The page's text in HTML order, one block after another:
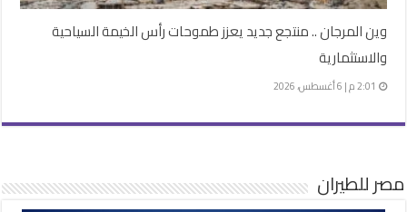
وين المرجان .. منتجع جديد يعزز طموحات رأس الخيمة السياحية
والاستثمارية
2:01 م | 6 أغسطس، 2026
مصر للطيران